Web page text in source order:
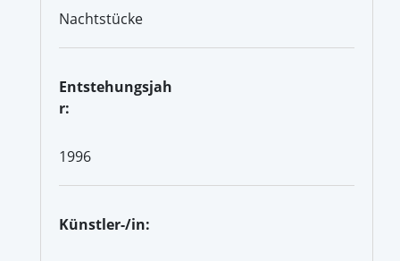
Nachtstücke
Entstehungsjah
r:
1996
Künstler-/in: